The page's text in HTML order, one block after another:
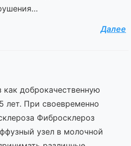
Далее
доброкачественную
лет. При своевременно
Фибросклероз
узел в молочной